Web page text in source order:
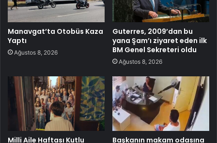
Manavgat’ta Otobüs Kaza
Yaptı
Ağustos 8, 2026
Guterres, 2009’dan bu
yana Şam’ı ziyaret eden ilk
BM Genel Sekreteri oldu
Ağustos 8, 2026
Milli Aile Haftası Kutlu
Başkanın makam odasına